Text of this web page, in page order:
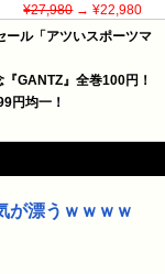
¥27,980→ ¥22,980
ール「アツいスポーツマ
GANTZ』全巻100円！
円均一！
が漂うｗｗｗｗ